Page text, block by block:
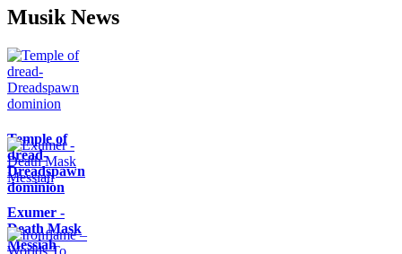
Musik News
Temple of
dread-
Dreadspawn
dominion
Exumer -
Death Mask
Messiah